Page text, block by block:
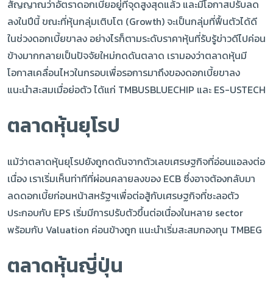
สัญญาณว่าอัตราดอกเบี้ยอยู่ที่จุดสูงสุดแล้ว และมีโอกาสปรับลด
ลงในปีนี้ ขณะที่หุ้นกลุ่มเติบโต (Growth) จะเป็นกลุ่มที่ฟื้นตัวได้ดี
ในช่วงดอกเบี้ยขาลง อย่างไรก็ตามระดับราคาหุ้นที่รับรู้ข่าวดีไปค่อน
ข้างมากกลายเป็นปัจจัยใหม่กดดันตลาด เรามองว่าตลาดหุ้นมี
โอกาสเคลื่อนไหวในกรอบเพื่อรอการมาถึงของดอกเบี้ยขาลง
แนะนำสะสมเมื่อย่อตัว ได้แก่ TMBUSBLUECHIP และ ES-USTECH
ตลาดหุ้นยุโรป
แม้ว่าตลาดหุ้นยุโรปยังถูกดดันจากตัวเลขเศรษฐกิจที่อ่อนแอลงต่อ
เนื่อง เราเริ่มเห็นท่าทีที่ผ่อนคลายลงของ ECB ซึ่งอาจต้องกลับมา
ลดดอกเบี้ยก่อนหน้าสหรัฐฯเพื่อต่อสู้กับเศรษฐกิจที่ชะลอตัว
ประกอบกับ EPS เริ่มมีการปรับตัวขึ้นต่อเนื่องในหลาย sector
พร้อมกับ Valuation ค่อนข้างถูก แนะนำเริ่มสะสมกองทุน TMBEG
ตลาดหุ้นญี่ปุ่น